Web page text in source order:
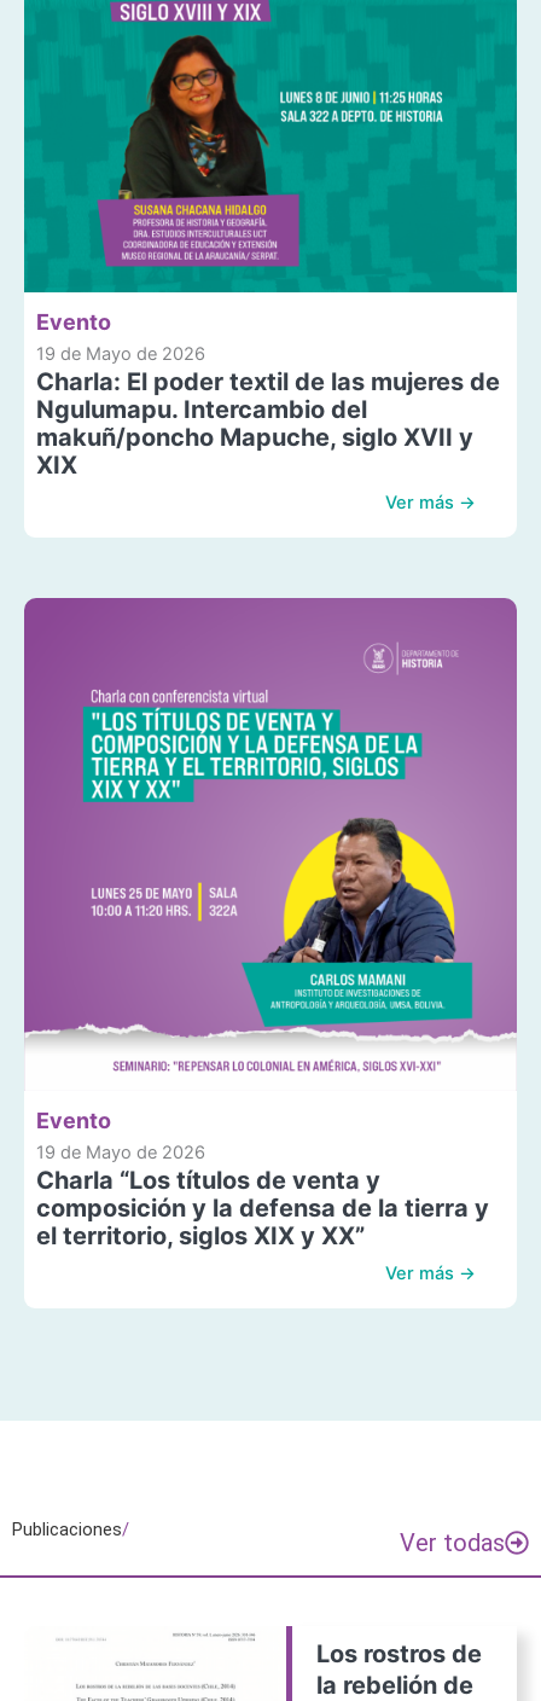
Evento
19 de Mayo de 2026
Charla: El poder textil de las mujeres de
Ngulumapu. Intercambio del
makuñ/poncho Mapuche, siglo XVII y
XIX
Ver más →
Evento
19 de Mayo de 2026
Charla “Los títulos de venta y
composición y la defensa de la tierra y
el territorio, siglos XIX y XX”
Ver más →
Publicaciones/ Ver todas
Los rostros de
la rebelión de